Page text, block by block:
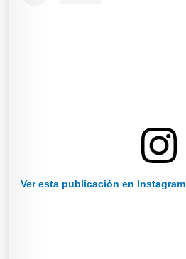
Ver esta publicación en Instagram